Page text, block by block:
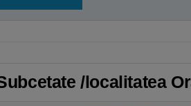
/localitatea